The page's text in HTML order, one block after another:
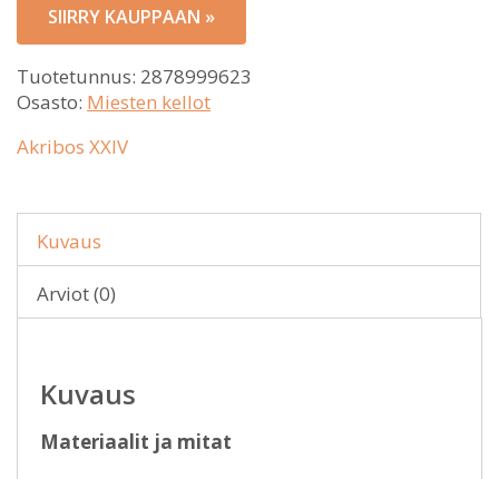
SIIRRY KAUPPAAN »
Tuotetunnus: 2878999623
Osasto: Miesten kellot
Akribos XXIV
Kuvaus
Arviot (0)
Kuvaus
Materiaalit ja mitat